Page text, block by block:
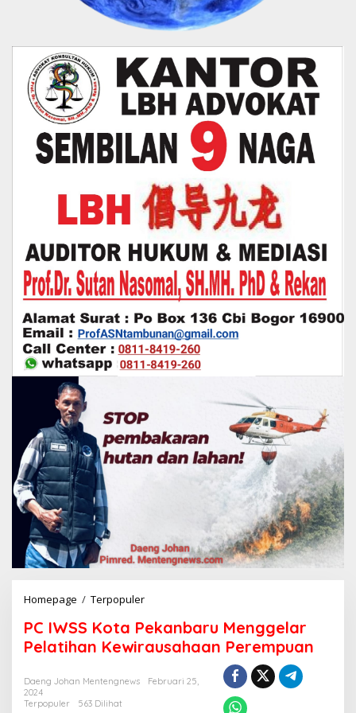
Homepage / Terpopuler
I
W
S
K
PC IWSS Kota Pekanbaru Menggelar
Pelatihan Kewirausahaan Perempuan
Daeng Johan Mentengnews
Februari 25,
2024
Terpopuler
563 Dilihat